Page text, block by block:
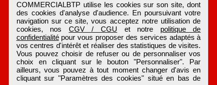
COMMERCIALBTP utilise les cookies sur son site, dont
des cookies d'analyse d'audience. En poursuivant votre
navigation sur ce site, vous acceptez notre utilisation de
cookies, nos CGV / CGU et notre politique de
confidentialitépour vous proposer des services adaptés à
vos centres d'intérêt et réaliser des statistiques de visites.
Vous pouvez choisir de refuser ou de personnaliser vos
choix en cliquant sur le bouton "Personnaliser". Par
ailleurs, vous pouvez à tout moment changer d'avis en
cliquant sur "Paramètres des cookies" situé en bas de